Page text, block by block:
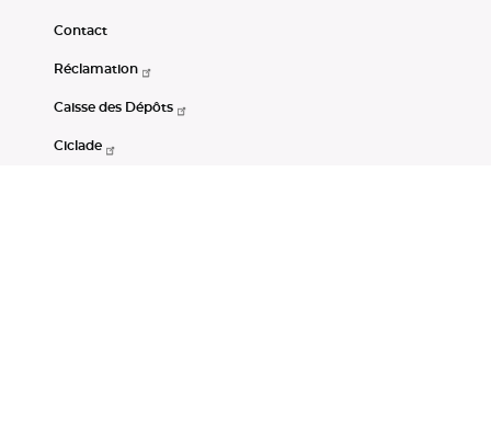
Contact
Réclamation
Caisse des Dépôts
Ciclade